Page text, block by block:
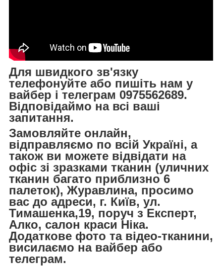
Для швидкого зв'язку
телефонуйте або пишіть нам у
вайбер і телеграм 0975562689.
Відповідаймо на всі ваші
запитання.
Замовляйте онлайн,
відправляємо по всій Україні, а
також ви можете відвідати на
офіс зі зразками тканин (уличних
тканин багато приблизно 6
палеток), Журавлина, просимо
вас до адреси, г. Київ, ул.
Тимашенка,19, поруч з Експерт,
Алко, салон краси Ніка.
Додаткове фото та відео-тканини,
висилаємо на вайбер або
телеграм.